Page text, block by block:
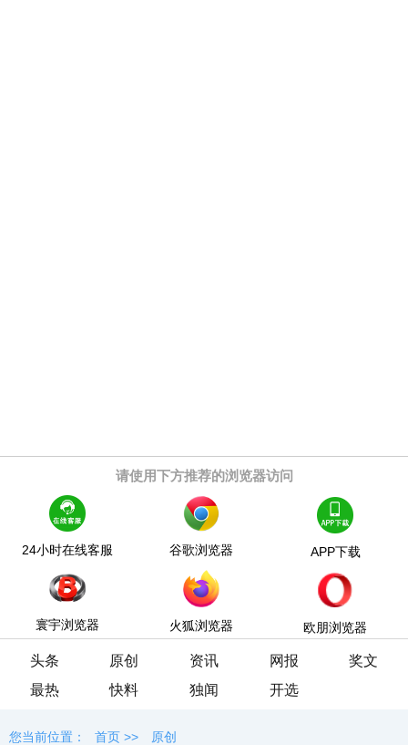
请使用下方推荐的浏览器访问
24小时在线客服 谷歌浏览器 APP下载
寰宇浏览器 火狐浏览器 欧朋浏览器
头条 原创 资讯 网报
奖文
最热
快料 独闻 开选
您当前位置： 首页 >> 原创